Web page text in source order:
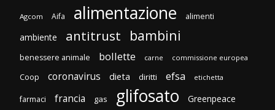
Agcom Aifa alimentazione alimenti
ambiente antitrust bambini
benessere animale bollette carne commissione europea
Coop coronavirus dieta diritti efsa etichetta
farmaci francia gas glifosato Greenpeace